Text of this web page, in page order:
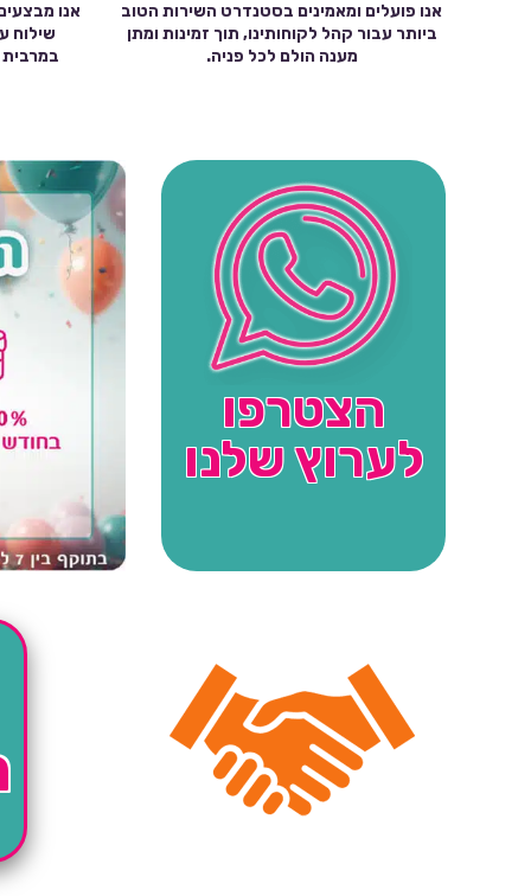
אנו פועלים ומאמינים בסטנדרט השירות הטוב
ביותר עבור קהל לקוחותינו, תוך זמינות ומתן
מענה הולם לכל פניה.
אנו
הצטרפו
לערוץ שלנו